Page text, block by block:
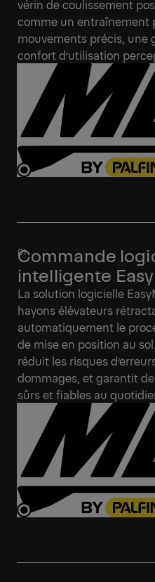
vérin de coulissement
comme un entraînement
mouvements précis, une
confort d’utilisation
Commande
intelligente
La solution logicielle
hayons élévateurs
automatiquement le
de mise en position au
réduit les risques
dommages, et garantit
sûrs et fiables au